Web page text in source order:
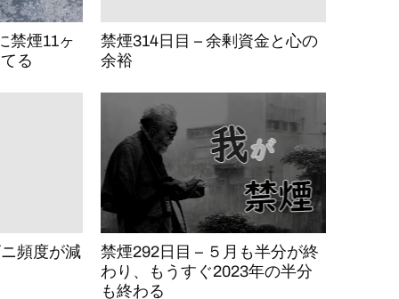
禁煙11ヶ
る
禁煙314日目 – 余剰資金と心の
余裕
頻度が減
禁煙292日目 – ５月も半分が終
わり、もうすぐ2023年の半分
も終わる